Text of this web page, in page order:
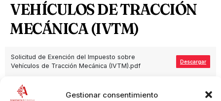
Gestionar consentimiento
VEHÍCULOS DE TRACCIÓN
MECÁNICA (IVTM)
Solicitud de Exención del Impuesto sobre
Vehículos de Tracción Mecánica (IVTM).pdf
Descargar